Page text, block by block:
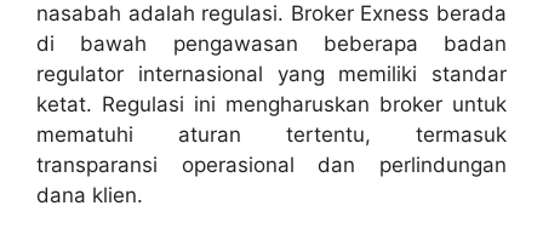
nasabah adalah regulasi. Broker Exness berada
di bawah pengawasan beberapa badan
regulator internasional yang memiliki standar
ketat. Regulasi ini mengharuskan broker untuk
mematuhi aturan tertentu, termasuk
transparansi operasional dan perlindungan
dana klien.